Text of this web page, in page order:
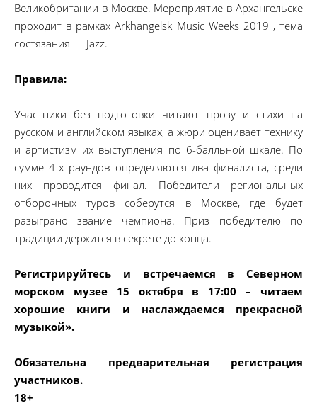
Великобритании в Москве. Мероприятие в Архангельске
проходит в рамках Arkhangelsk Music Weeks 2019 , тема
состязания — Jazz.
Правила:
Участники без подготовки читают прозу и стихи на
русском и английском языках, а жюри оценивает технику
и артистизм их выступления по 6-балльной шкале. По
сумме 4-х раундов определяются два финалиста, среди
них проводится финал. Победители региональных
отборочных туров соберутся в Москве, где будет
разыграно звание чемпиона. Приз победителю по
традиции держится в секрете до конца.
Регистрируйтесь и встречаемся в Северном
морском музее 15 октября в 17:00 – читаем
хорошие книги и наслаждаемся прекрасной
музыкой».
Обязательна предварительная регистрация
участников.
18+